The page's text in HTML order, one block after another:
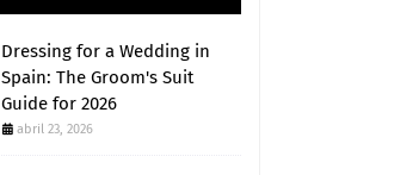
Dressing for a Wedding in
Spain: The Groom's Suit
Guide for 2026
abril 23, 2026